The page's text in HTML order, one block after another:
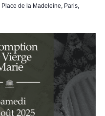
Place de la Madeleine, Paris,